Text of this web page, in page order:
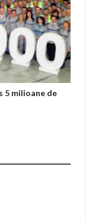
5 milioane de